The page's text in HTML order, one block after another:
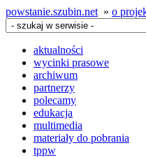
powstanie.szubin.net » o
aktualności
wycinki prasowe
archiwum
partnerzy
polecamy
edukacja
multimedia
materiały do pobrania
tppw